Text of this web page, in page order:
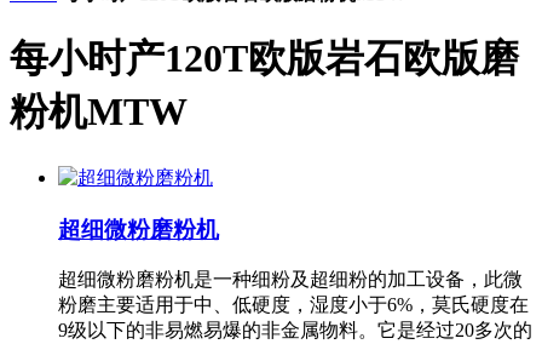
每小时产120T欧版岩石欧版磨
粉机MTW
超细微粉磨粉机
超细微粉磨粉机是一种细粉及超细粉的加工设备，此微
粉磨主要适用于中、低硬度，湿度小于6%，莫氏硬度在
9级以下的非易燃易爆的非金属物料。它是经过20多次的